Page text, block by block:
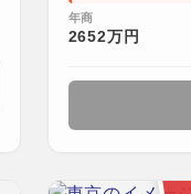
年商
2652万円